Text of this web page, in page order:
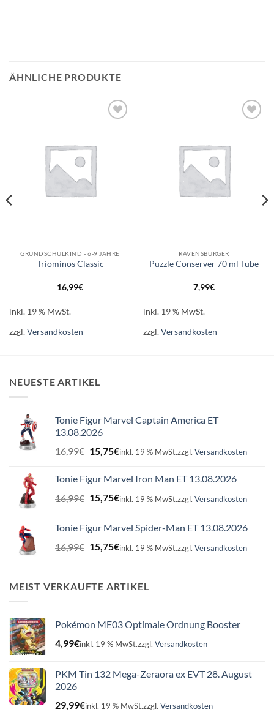
ÄHNLICHE PRODUKTE
GRUNDSCHULKIND - 6-9 JAHRE
Triominos Classic
16,99€
inkl. 19 % MwSt.
zzgl.Versandkosten
RAVENSBURGER
Puzzle Conserver 70 ml Tube
7,99€
inkl. 19 % MwSt.
zzgl.Versandkosten
NEUESTE ARTIKEL
Tonie Figur Marvel Captain America ET
13.08.2026
16,99€ Ursprünglicher
Preis
16,99€
15,75€Aktueller
15,75€.
inkl. 19 % MwSt.zzgl. Versandkosten
Tonie Figur Marvel Iron Man ET 13.08.2026
16,99€ Ursprünglicher
16,99€
15,75€Aktueller
15,75€.
inkl. 19 % MwSt.zzgl. Versandkosten
Tonie Figur Marvel Spider-Man ET 13.08.2026
16,99€ Ursprünglicher
16,99€
15,75€Aktueller
15,75€.
inkl. 19 % MwSt.zzgl. Versandkosten
MEIST VERKAUFTE ARTIKEL
Pokémon ME03 Optimale Ordnung Booster
4,99€inkl. 19 % MwSt.zzgl. Versandkosten
PKM Tin 132 Mega-Zeraora ex EVT 28. August
2026
29,99€inkl. 19 % MwSt.zzgl. Versandkosten